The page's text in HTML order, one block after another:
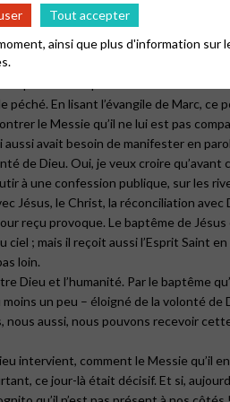
et il introduit en effet une
ses origines : il vient de Nazareth,
certes, mais surtout, il ne vient pas
de la part de Jean. Pour le
En lisant l’évangile de Marc,
le Messie qu’il ne lui est pas
avait besoin de manifester en
de Dieu. Oui, je veux croire
une confession publique, sur les
le Christ, la réconciliation avec
reçu provoque. Le baptême de
; mais il reçoit aussi l’Esprit Saint
loin.
et l’humanité. Par le baptême
un peu – éloigné de la volonté
aussi, nous pouvons recevoir
intervient, comment le Messie qu’il
ce jour-là était décisif. Et si,
Tout accepter
ainsi que plus d'information sur